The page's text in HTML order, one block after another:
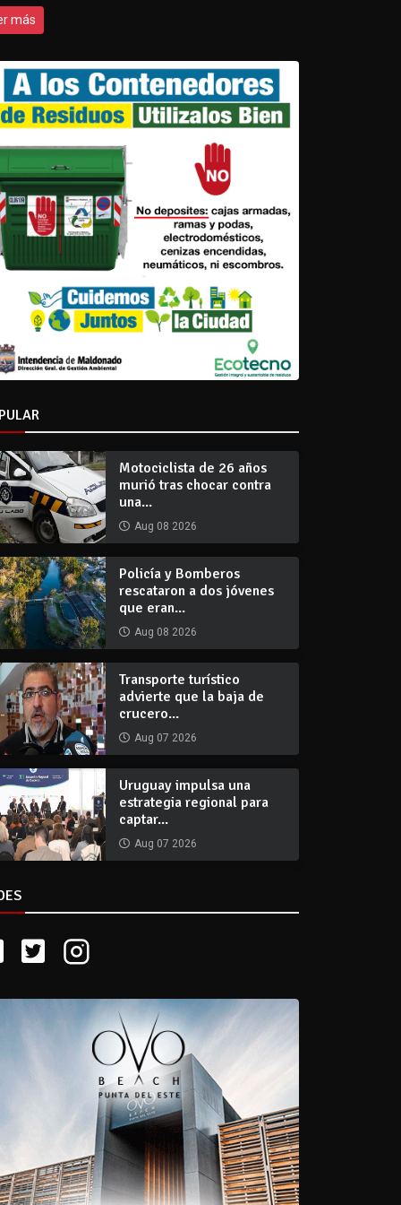
más
Motociclista de 26 años
murió tras chocar contra
una...
Aug 08 2026
Policía y Bomberos
rescataron a dos jóvenes
que eran...
Aug 08 2026
Transporte turístico
advierte que la baja de
crucero...
Aug 07 2026
Uruguay impulsa una
estrategia regional para
captar...
Aug 07 2026